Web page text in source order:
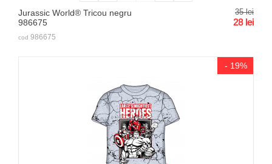
Jurassic World® Tricou negru
986675
35 lei
28 lei
cod 986675
- 19%